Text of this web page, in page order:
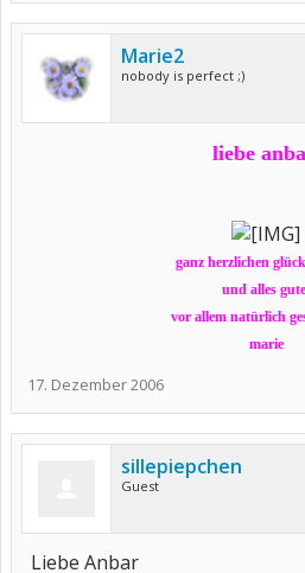
Marie2
nobody is perfect ;)
liebe
ganz herzlichen
und alles
vor allem natürlich
marie
17. Dezember 2006
sillepiepchen
Guest
Liebe Anbar